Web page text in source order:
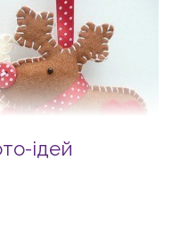
ідей